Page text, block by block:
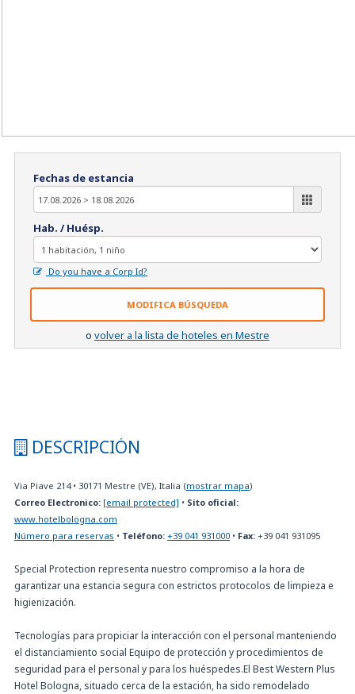
Fechas de estancia
Hab. / Huésp.
Do you have a Corp Id?
MODIFICA BÚSQUEDA
o volver a la lista de hoteles en Mestre
DESCRIPCIÓN
Via Piave 214• 30171 Mestre (VE), Italia (mostrar mapa)
Correo Electronico: [email protected] • Sito oficial:
www.hotelbologna.com
Número para reservas • Teléfono: +39 041 931000 • Fax: +39 041 931095
Special Protection representa nuestro compromiso a la hora de
garantizar una estancia segura con estrictos protocolos de limpieza e
higienización.
Tecnologías para propiciar la interacción con el personal manteniendo
el distanciamiento social Equipo de protección y procedimientos de
seguridad para el personal y para los huéspedes.El Best Western Plus
Hotel Bologna, situado cerca de la estación, ha sido remodelado